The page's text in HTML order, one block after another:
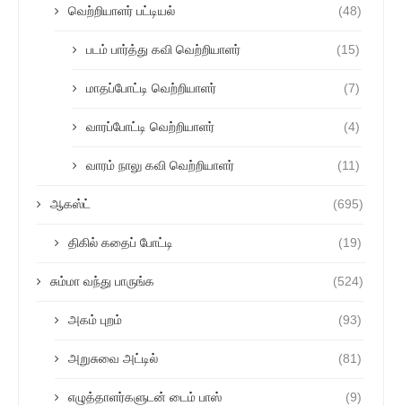
வெற்றியாளர் பட்டியல் (48)
படம் பார்த்து கவி வெற்றியாளர் (15)
மாதப்போட்டி வெற்றியாளர் (7)
வாரப்போட்டி வெற்றியாளர் (4)
வாரம் நாலு கவி வெற்றியாளர் (11)
ஆகஸ்ட் (695)
திகில் கதைப் போட்டி (19)
சும்மா வந்து பாருங்க (524)
அகம் புறம் (93)
அறுசுவை அட்டில் (81)
எழுத்தாளர்களுடன் டைம் பாஸ் (9)